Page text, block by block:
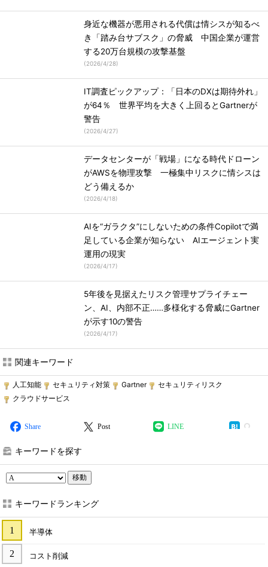
身近な機器が悪用される代償は情シスが知るべ
き「踏み台サブスク」の脅威 中国企業が運営
する20万台規模の攻撃基盤
(2026/4/28)
IT調査ピックアップ：「日本のDXは期待外れ」
が64％ 世界平均を大きく上回るとGartnerが
警告
(2026/4/27)
データセンターが「戦場」になる時代ドローン
がAWSを物理攻撃 一極集中リスクに情シスは
どう備えるか
(2026/4/18)
AIを“ガラクタ”にしないための条件Copilotで満
足している企業が知らない AIエージェント実
運用の現実
(2026/4/17)
5年後を見据えたリスク管理サプライチェー
ン、AI、内部不正……多様化する脅威にGartner
が示す10の警告
(2026/4/17)
関連キーワード
人工知能 セキュリティ対策 Gartner
セキュリティリスク
クラウドサービス
Share Post LINE
キーワードを探す
移動
キーワードランキング
半導体
コスト削減